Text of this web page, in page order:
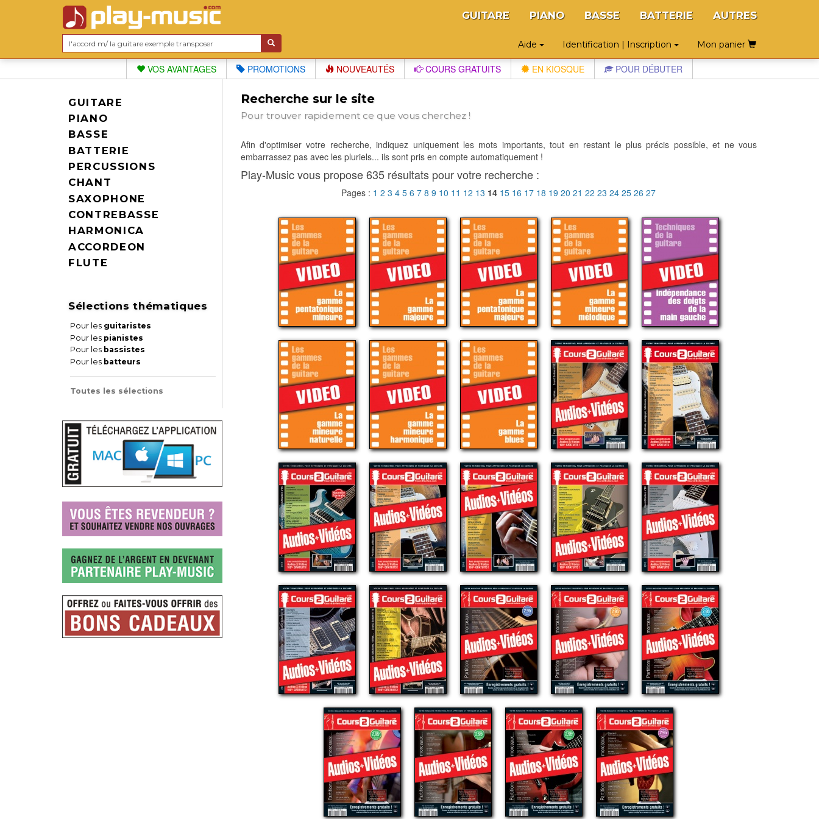
GUITARE PIANO BASSE BATTERIE AUTRES
Aide Identification | Inscription Mon panier
VOS AVANTAGES PROMOTIONS NOUVEAUTÉS COURS GRATUITS EN KIOSQUE POUR DÉBUTER
GUITARE
PIANO
BASSE
BATTERIE
PERCUSSIONS
CHANT
SAXOPHONE
CONTREBASSE
HARMONICA
ACCORDEON
FLUTE
Sélections thématiques
Pour les guitaristes
Pour les pianistes
Pour les bassistes
Pour les batteurs
Toutes les sélections
Recherche sur le site
Pour trouver rapidement ce que vous cherchez !
Afin d'optimiser votre recherche, indiquez uniquement les mots importants, tout en restant le plus précis possible, et ne vous
embarrassez pas avec les pluriels... ils sont pris en compte automatiquement !
Play-Music vous propose 635 résultats pour votre recherche :
Pages : 1 2 3 4 5 6 7 8 9 10 11 12 13 14 15 16 17 18 19 20 21 22 23 24 25 26 27